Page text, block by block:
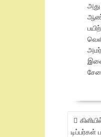
POST
டிப்பர்கள்